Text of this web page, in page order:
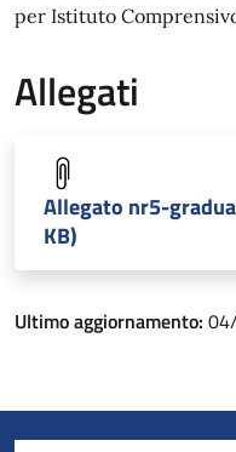
per Istituto
Allegati
Allegato nr5-
KB)
Ultimo aggiornamento: